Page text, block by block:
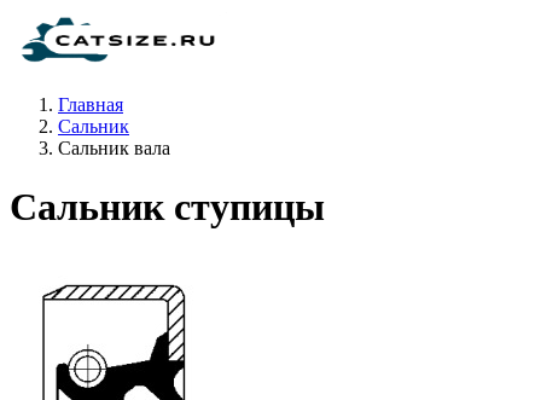
Главная
Сальник
Сальник вала
Сальник ступицы